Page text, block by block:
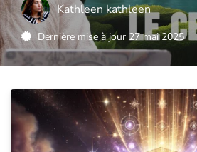
Kathleen kathleen
Dernière mise à jour 27 mai 2025